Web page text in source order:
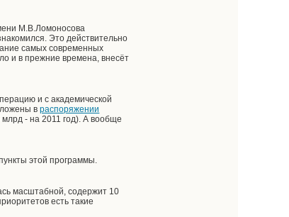
М.В.Ломоносова
Это действительно
самых современных
и в прежние времена, внесёт
и с академической
враспоряжении
- на 2011 год). А вообще
этой программы.
масштабной, содержит 10
есть такие